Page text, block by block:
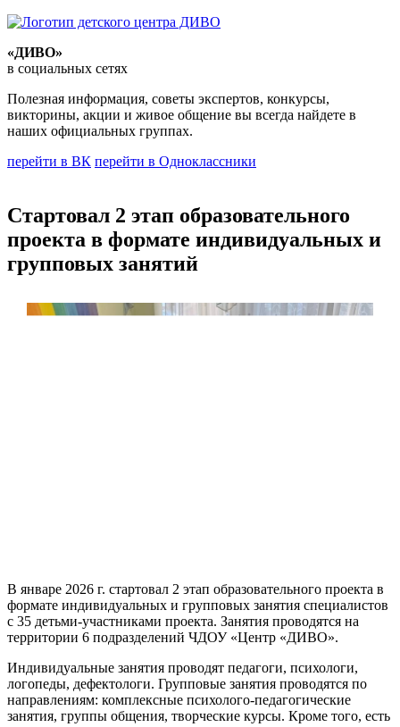
«ДИВО»
в социальных сетях
Полезная информация, советы экспертов, конкурсы,
викторины, акции и живое общение вы всегда найдете в
наших официальных группах.
перейти в ВК перейти в Одноклассники
Стартовал 2 этап образовательного
проекта в формате индивидуальных и
групповых занятий
В январе 2026 г. стартовал 2 этап образовательного проекта в
формате индивидуальных и групповых занятия специалистов
с 35 детьми-участниками проекта. Занятия проводятся на
территории 6 подразделений ЧДОУ «Центр «ДИВО».
Индивидуальные занятия проводят педагоги, психологи,
логопеды, дефектологи. Групповые занятия проводятся по
направлениям: комплексные психолого-педагогические
занятия, группы общения, творческие курсы. Кроме того, есть